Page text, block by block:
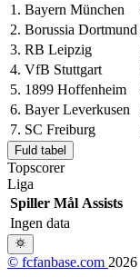
1. Bayern München
2. Borussia Dortmund
3. RB Leipzig
4. VfB Stuttgart
5. 1899 Hoffenheim
6. Bayer Leverkusen
7. SC Freiburg
Fuld tabel
Topscorer
Liga
Spiller Mål Assists
Ingen data
© fcfanbase.com 2026